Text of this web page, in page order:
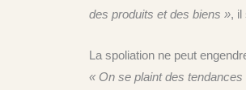
des produits et des biens », il
La spoliation ne peut
« On se plaint des